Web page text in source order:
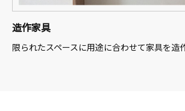
造作家具
限られたスペースに用途に合わせて家具を造